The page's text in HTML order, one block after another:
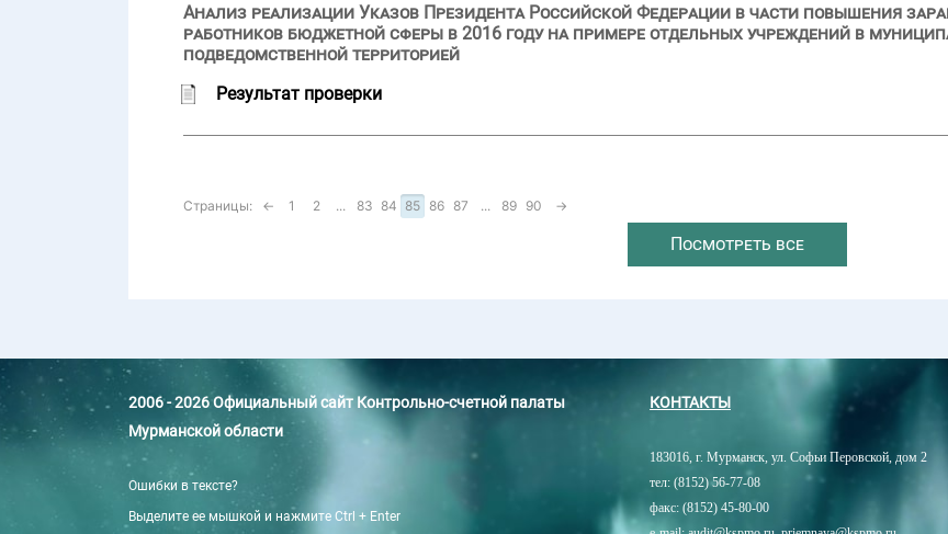
Анализ реализации Указов Президента Российской Федерации в части повышения
работников бюджетной сферы в 2016 году на примере отдельных учреждений в
подведомственной территорией
Результат проверки
Страницы: ← 1 2 ... 83 84 85 86 87 ... 89 90 →
Посмотреть все
2006 - 2026 Официальный сайт Контрольно-счетной палаты
Мурманской области
Ошибки в тексте?
Выделите ее мышкой и нажмите Ctrl + Enter
КОНТАКТЫ
183016, г. Мурманск, ул. Софьи Перовской, дом 2
тел: (8152) 56-77-08
факс: (8152) 45-80-00